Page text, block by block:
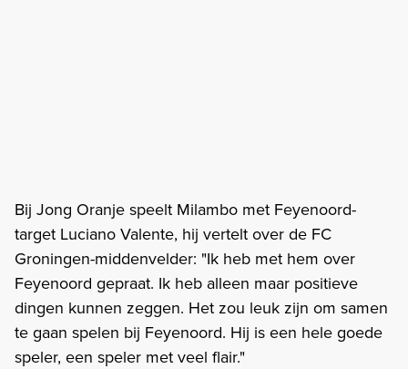
Bij Jong Oranje speelt Milambo met Feyenoord-
target Luciano Valente, hij vertelt over de FC
Groningen-middenvelder: "Ik heb met hem over
Feyenoord gepraat. Ik heb alleen maar positieve
dingen kunnen zeggen. Het zou leuk zijn om samen
te gaan spelen bij Feyenoord. Hij is een hele goede
speler, een speler met veel flair."